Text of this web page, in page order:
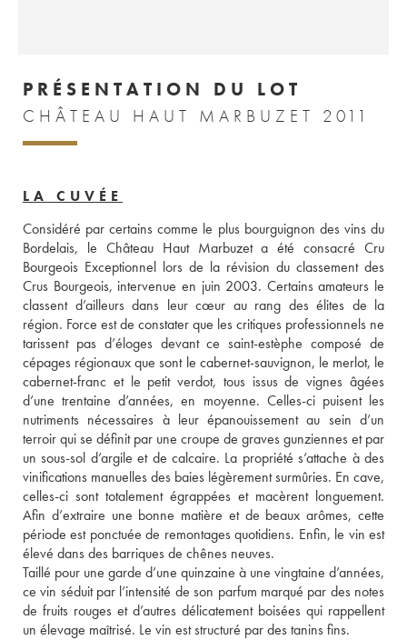
PRÉSENTATION DU LOT
CHÂTEAU HAUT MARBUZET 2011
LA CUVÉE
Considéré par certains comme le plus bourguignon des vins du
Bordelais, le Château Haut Marbuzet a été consacré Cru
Bourgeois Exceptionnel lors de la révision du classement des
Crus Bourgeois, intervenue en juin 2003. Certains amateurs le
classent d’ailleurs dans leur cœur au rang des élites de la
région. Force est de constater que les critiques professionnels ne
tarissent pas d’éloges devant ce saint-estèphe composé de
cépages régionaux que sont le cabernet-sauvignon, le merlot, le
cabernet-franc et le petit verdot, tous issus de vignes âgées
d’une trentaine d’années, en moyenne. Celles-ci puisent les
nutriments nécessaires à leur épanouissement au sein d’un
terroir qui se définit par une croupe de graves gunziennes et par
un sous-sol d’argile et de calcaire. La propriété s’attache à des
vinifications manuelles des baies légèrement surmûries. En cave,
celles-ci sont totalement égrappées et macèrent longuement.
Afin d’extraire une bonne matière et de beaux arômes, cette
période est ponctuée de remontages quotidiens. Enfin, le vin est
élevé dans des barriques de chênes neuves.
Taillé pour une garde d’une quinzaine à une vingtaine d’années,
ce vin séduit par l’intensité de son parfum marqué par des notes
de fruits rouges et d’autres délicatement boisées qui rappellent
un élevage maîtrisé. Le vin est structuré par des tanins fins.